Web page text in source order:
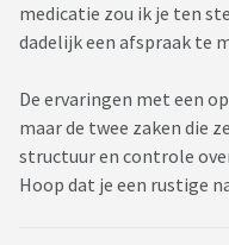
medicatie zou ik je ten
dadelijk een afspraak te
De ervaringen met een
maar de twee zaken die
structuur en controle
Hoop dat je een rustige